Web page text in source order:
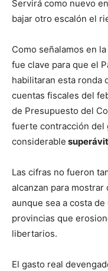
Servirá como nuevo
bajar otro escalón el
Como señalamos en
fue clave para que el
habilitaran esta ronda
cuentas fiscales del
de Presupuesto del
fuerte contracción del
considerable
Las cifras no fueron
alcanzan para
aunque sea a costa
provincias que
libertarios.
El gasto real